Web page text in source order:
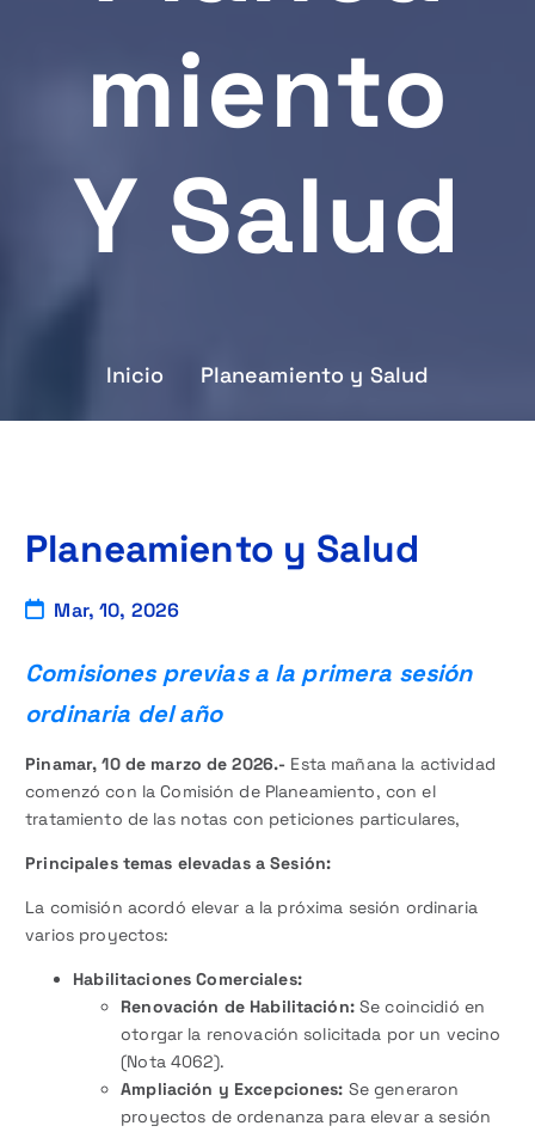
Miento
Y Salud
Inicio Planeamiento y Salud
Planeamiento y Salud
Mar, 10, 2026
Comisiones previas a la primera sesión
ordinaria del año
Pinamar, 10 de marzo de 2026.- Esta mañana la actividad
comenzó con la Comisión de Planeamiento, con el
tratamiento de las notas con peticiones particulares,
Principales temas elevadas a Sesión:
La comisión acordó elevar a la próxima sesión ordinaria
varios proyectos:
Habilitaciones Comerciales:
Renovación de Habilitación:Se coincidió en
otorgar la renovación solicitada por un vecino
(Nota 4062).
Ampliación y Excepciones: Se generaron
proyectos de ordenanza para elevar a sesión